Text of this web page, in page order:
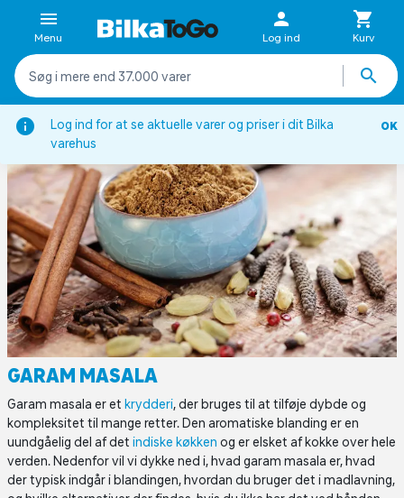
Log ind for at se aktuelle varer og priser i dit Bilka
varehus
OK
Menu Log ind Kurv
Viden om Krydderi og krydderurtleksikon Garam Masala
GARAM MASALA
Garam masala er et krydderi, der bruges til at tilføje dybde og
kompleksitet til mange retter. Den aromatiske blanding er en
uundgåelig del af det indiske køkken og er elsket af kokke over hele
verden. Nedenfor vil vi dykke ned i, hvad garam masala er, hvad
der typisk indgår i blandingen, hvordan du bruger det i madlavning,